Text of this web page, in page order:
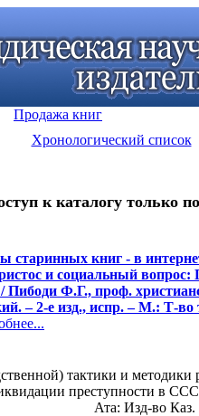
Продажа книг
Хронологический список
к каталогу только
старинных книг - в
и социальный вопрос:
/ Пибоди Ф.Г., проф.
– 2-е изд., испр. – М.: Т-
тактики и
преступности в
Ата: Изд-во